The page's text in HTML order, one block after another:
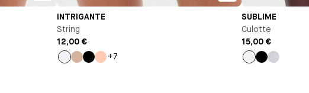
INTRIGANTE
String
12,00 €
Blanc
+7
SUBLIME
Culotte
15,00 €
Blanc